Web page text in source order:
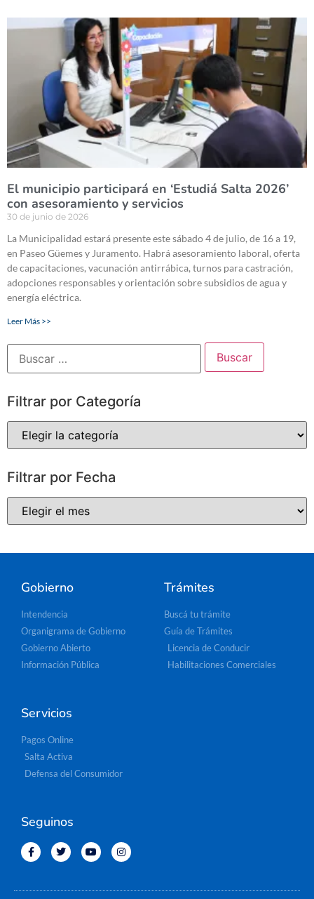
El municipio participará en ‘Estudiá Salta 2026’
con asesoramiento y servicios
30 de junio de 2026
La Municipalidad estará presente este sábado 4 de julio, de 16 a 19,
en Paseo Güemes y Juramento. Habrá asesoramiento laboral, oferta
de capacitaciones, vacunación antirrábica, turnos para castración,
adopciones responsables y orientación sobre subsidios de agua y
energía eléctrica.
Leer Más >>
Filtrar por Categoría
Filtrar por Fecha
Gobierno
Intendencia
Organigrama de Gobierno
Gobierno Abierto
Información Pública
Trámites
Buscá tu trámite
Guía de Trámites
Licencia de Conducir
Habilitaciones Comerciales
Servicios
Pagos Online
Salta Activa
Defensa del Consumidor
Seguinos